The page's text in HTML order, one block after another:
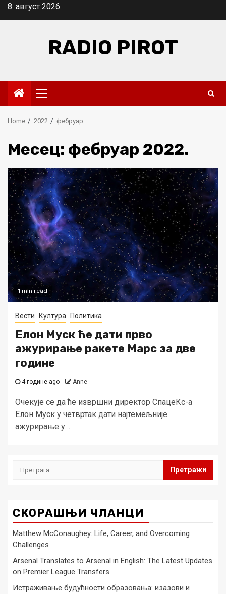
Skip8. август 2026.
RADIO PIROT
Primary
Menu
Home 2022 фебруар
Месец: фебруар 2022.
1 min read
Вести Култура Политика
Елон Муск ће дати прво
ажурирање ракете Марс за две
године
4 године ago Anne
Очекује се да ће извршни директор СпацеКс-а
Елон Муск у четвртак дати најтемељније
ажурирање у…
Претрага
СКОРАШЊИ ЧЛАНЦИ
Matthew McConaughey: Life, Career, and Overcoming
Challenges
Arsenal Translates to Arsenal in English: The Latest Updates
on Premier League Transfers
Истраживање будућности образовања: изазови и